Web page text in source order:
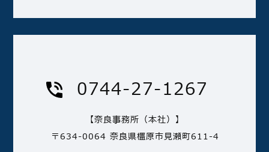
0744-27-1267
【奈良事務所（本社）】
〒634-0064 奈良県橿原市見瀬町611-4